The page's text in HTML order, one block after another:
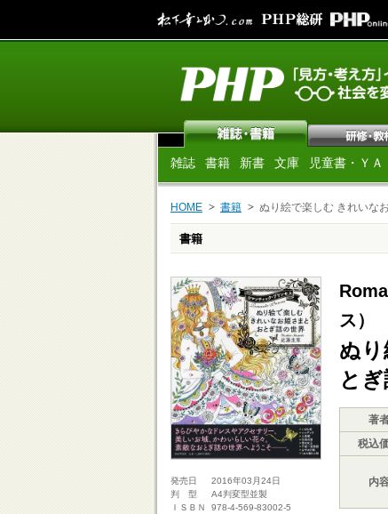
雑誌 書籍 新書 文庫 児童書・ＹＡ
HOME 書籍 ぬり絵で楽しむ きれいな
書籍
発売日
2016年03月24日
判 型
A4判変型並製
ＩＳＢＮ
978-4-569-83002-5
ス）
ぬ
と
著
税込
内